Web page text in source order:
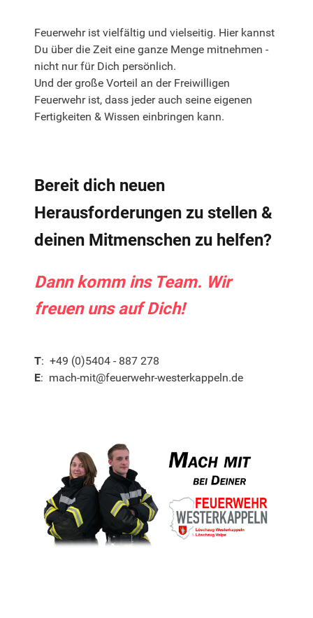
Feuerwehr ist vielfältig und vielseitig. Hier kannst
Du über die Zeit eine ganze Menge mitnehmen -
nicht nur für Dich persönlich.
Und der große Vorteil an der Freiwilligen
Feuerwehr ist, dass jeder auch seine eigenen
Fertigkeiten & Wissen einbringen kann.
Bereit dich neuen
Herausforderungen zu stellen &
deinen Mitmenschen zu helfen?
Dann komm ins Team. Wir
freuen uns auf Dich!
T: +49 (0)5404 - 887 278
E: mach-mit@feuerwehr-westerkappeln.de